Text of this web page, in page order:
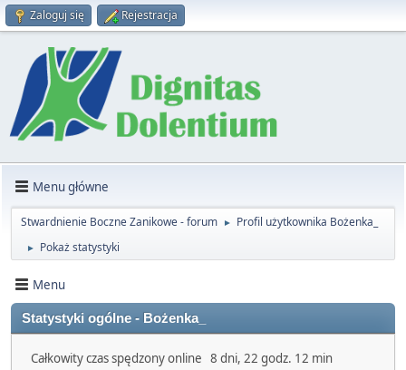
Zaloguj się Rejestracja
Menu główne
Stwardnienie Boczne Zanikowe - forum ► Profil użytkownika Bożenka_
► Pokaż statystyki
Menu
Statystyki ogólne - Bożenka_
Całkowity czas spędzony online 8 dni, 22 godz. 12 min